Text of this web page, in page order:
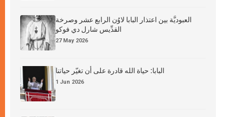
العبوديَّة بين اعتذار البابا لاوُن الرابع عشر وصرخة
القدِّيس شارل دي فوكو
27 May 2026
البابا: حياة الله قادرة على أن تغيّر حياتنا
1 Jun 2026